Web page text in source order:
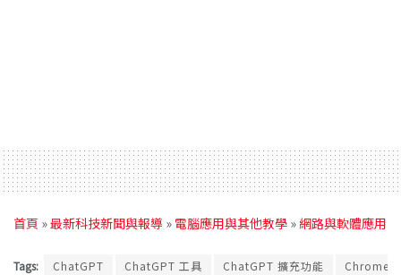
首頁 »最新科技新聞與報導 » 電腦應用與其他教學 » 網路與軟體應用
Tags: ChatGPT ChatGPT 工具 ChatGPT 擴充功能 Chrome